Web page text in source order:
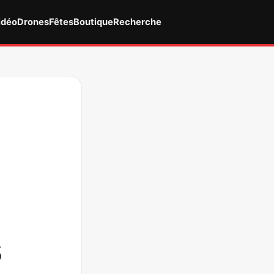
DronesFêtesBoutiqueRecherche